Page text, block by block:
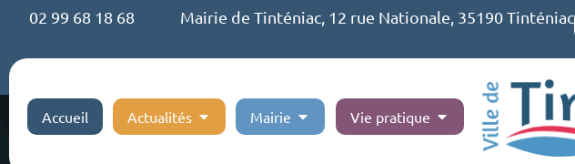
02 99 68 18 68 Mairie de Tinténiac, 12 rue Nationale, 35190 Tinténiac
Accueil Actualités Mairie Vie pratique